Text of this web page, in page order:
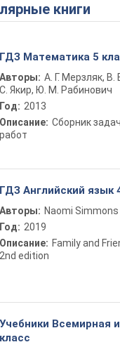
книги
ГДЗ Математика 5
Авторы: А. Г. Мерзляк, В.
С. Якир, Ю. М. Рабинович
Год: 2013
Описание: Сборник
работ
ГДЗ Английский язык
Авторы: Naomi Simmons
Год: 2019
Описание: Family and
2nd edition
Учебники Всемирная
класс